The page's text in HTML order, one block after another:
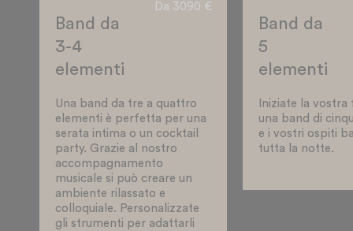
Da 3090 €
Band da
3-4
elementi
Una band da tre a quattro
elementi è perfetta per una
serata intima o un cocktail
party. Grazie al nostro
accompagnamento
musicale si può creare un
ambiente rilassato e
colloquiale. Personalizzate
gli strumenti per adattarli
Band da
5
elementi
Iniziate la
una band di
e i vostri ospiti
tutta la notte.